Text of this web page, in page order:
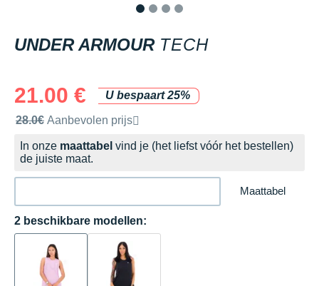
UNDER ARMOUR TECH
21.00 €
U bespaart 25%
Door het merk aanbevolen verkoopprijs
28.0€ Aanbevolen prijs
In onze maattabel vind je (het liefst vóór het bestellen)
de juiste maat.
Maattabel
2 beschikbare modellen: